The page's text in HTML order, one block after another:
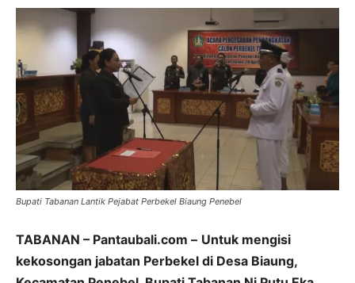
Bupati Tabanan Lantik Pejabat Perbekel Biaung Penebel
TABANAN – Pantaubali.com – Untuk mengisi
kekosongan jabatan Perbekel di Desa Biaung,